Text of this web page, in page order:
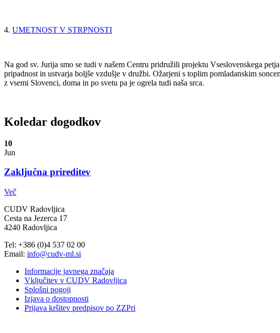
4. UMETNOST V STRPNOSTI
Na god sv. Jurija smo se tudi v našem Centru pridružili projektu Vseslovenskega
pripadnost in ustvarja boljše vzdušje v družbi. Ožarjeni s toplim pomladanskim
z vsemi Slovenci, doma in po svetu pa je ogrela tudi naša srca.
Koledar dogodkov
10
Jun
Zaključna prireditev
Več
CUDV Radovljica
Cesta na Jezerca 17
4240 Radovljica
Tel: +386 (0)4 537 02 00
Email: info@cudv-ml.si
Informacije javnega značaja
Vključitev v CUDV Radovljica
Splošni pogoji
Izjava o dostopnosti
Prijava kršitev predpisov po ZZPri